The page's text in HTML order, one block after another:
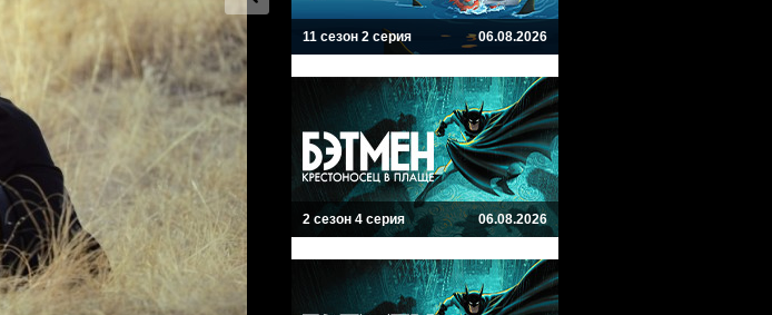
11 сезон 2 серия 06.08.2026
2 сезон 4 серия 06.08.2026